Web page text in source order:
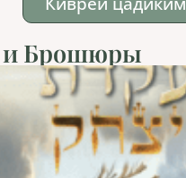
и Брошюры